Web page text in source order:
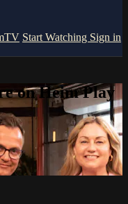
Start Watching Sign in
on Heim Play